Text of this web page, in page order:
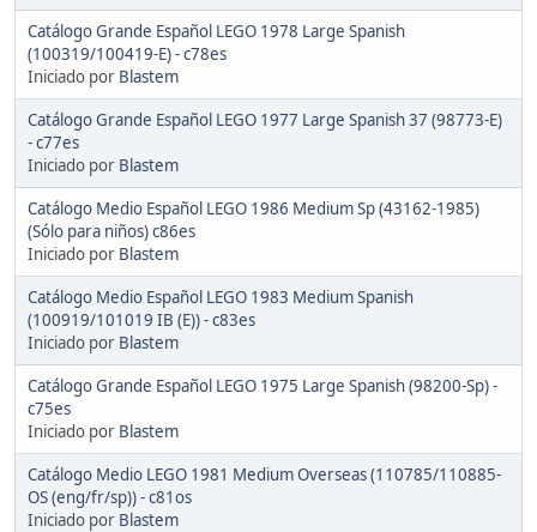
Catálogo Grande Español LEGO 1978 Large Spanish
(100319/100419-E) - c78es
Iniciado por Blastem
Catálogo Grande Español LEGO 1977 Large Spanish 37 (98773-E)
- c77es
Iniciado por Blastem
Catálogo Medio Español LEGO 1986 Medium Sp (43162-1985)
(Sólo para niños) c86es
Iniciado por Blastem
Catálogo Medio Español LEGO 1983 Medium Spanish
(100919/101019 IB (E)) - c83es
Iniciado por Blastem
Catálogo Grande Español LEGO 1975 Large Spanish (98200-Sp) -
c75es
Iniciado por Blastem
Catálogo Medio LEGO 1981 Medium Overseas (110785/110885-
OS (eng/fr/sp)) - c81os
Iniciado por Blastem